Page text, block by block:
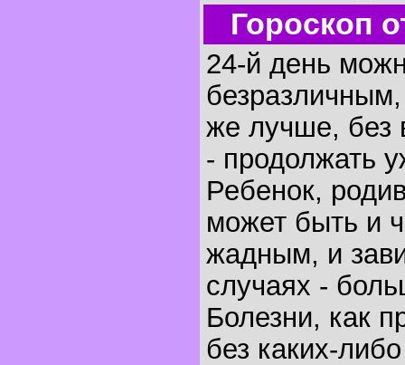
Гороскоп
24-й день
же лучше, без
- продолжать
Ребенок,
может быть и
жадным, и
случаях -
Болезни, как
без каких-